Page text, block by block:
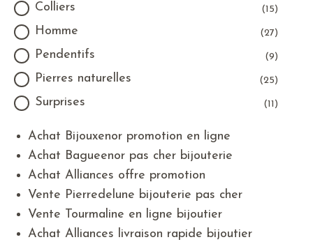
Colliers (15)
Homme (27)
Pendentifs (9)
Pierres naturelles (25)
Surprises (11)
Achat Bijouxenor promotion en ligne
Achat Bagueenor pas cher bijouterie
Achat Alliances offre promotion
Vente Pierredelune bijouterie pas cher
Vente Tourmaline en ligne bijoutier
Achat Alliances livraison rapide bijoutier